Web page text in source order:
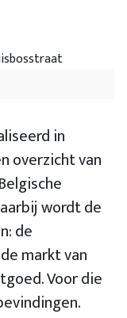
in
overzicht van
wordt de
de
markt van
Voor die